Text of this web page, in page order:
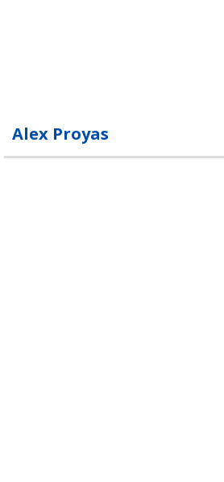
Alex Proyas